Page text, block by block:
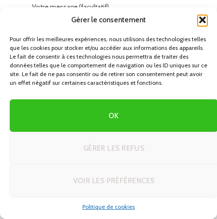
Gérer le consentement
Pour offrir les meilleures expériences, nous utilisons des technologies telles
que les cookies pour stocker et/ou accéder aux informations des appareils.
Le fait de consentir à ces technologies nous permettra de traiter des
données telles que le comportement de navigation ou les ID uniques sur ce
site. Le fait de ne pas consentir ou de retirer son consentement peut avoir
un effet négatif sur certaines caractéristiques et fonctions.
OK
GÉRER LES REFUS
VOIR LES PRÉFÉRENCES
Politique de cookies
Votre message (facultatif)